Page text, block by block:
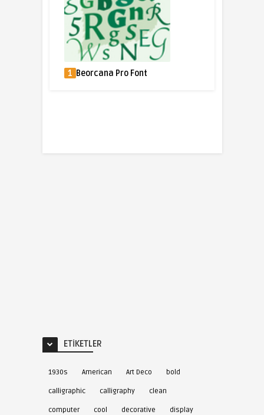
1 Beorcana Pro Font
ETIKETLER
1930s American Art Deco bold
calligraphic calligraphy clean
computer cool decorative display